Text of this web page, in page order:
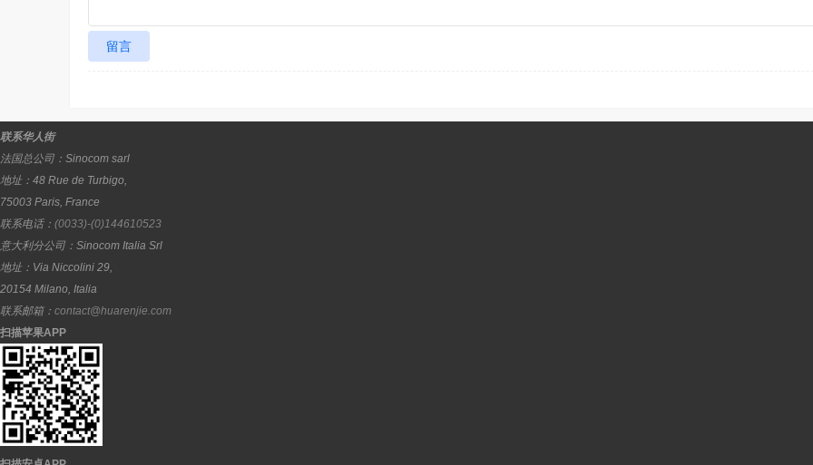
留言
联系华人街
法国总公司： Sinocom sarl
地址： 48 Rue de Turbigo,
75003 Paris, France
联系电话： (0033)-(0)144610523
意大利分公司： Sinocom Italia Srl
地址： Via Niccolini 29,
20154 Milano, Italia
联系邮箱： contact@huarenjie.com
扫描苹果APP